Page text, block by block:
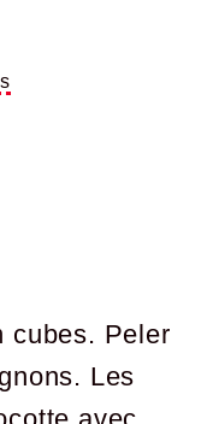
cubes. Peler
Les